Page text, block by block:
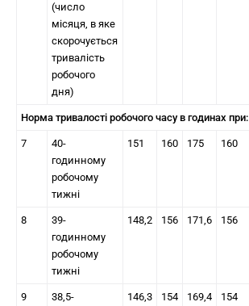
(число
місяця, в яке
скорочується
тривалість
робочого
дня)
Норма тривалості робочого часу в годинах при:
7
40-
годинному
робочому
тижні
151 160 175 160
8
39-
годинному
робочому
тижні
148,2 156 171,6 156
9
38,5-
146,3 154 169,4 154